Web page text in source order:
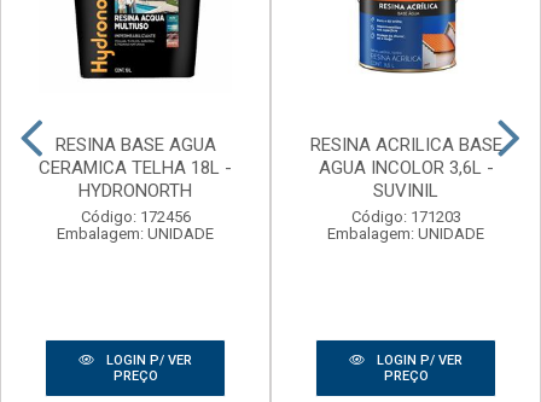
RESINA BASE AGUA
CERAMICA TELHA 18L -
HYDRONORTH
Código: 172456
Embalagem: UNIDADE
LOGIN P/ VER
PREÇO
RESINA ACRILICA BASE
AGUA INCOLOR 3,6L -
SUVINIL
Código: 171203
Embalagem: UNIDADE
LOGIN P/ VER
PREÇO